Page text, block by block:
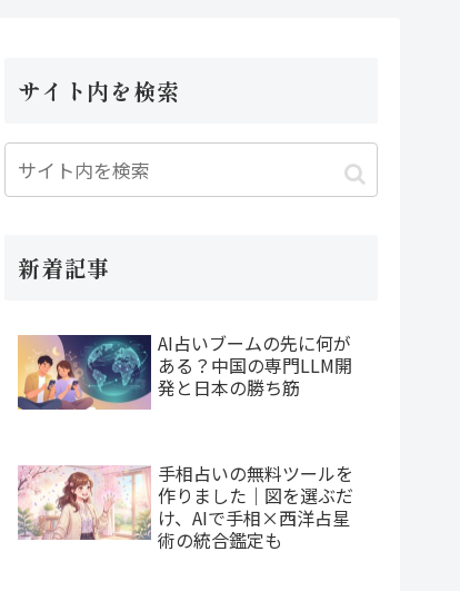
サイト内を検索
新着記事
AI占いブームの先に何が
ある？中国の専門LLM開
発と日本の勝ち筋
手相占いの無料ツールを
作りました｜図を選ぶだ
け、AIで手相×西洋占星
術の統合鑑定も